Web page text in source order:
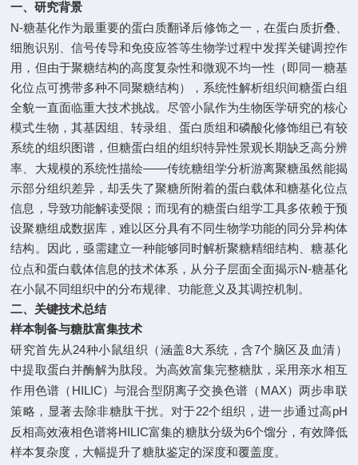
一、研究背景
N-糖基化作为最重要的蛋白质翻译后修饰之一，在蛋白质折叠、
细胞识别、信号传导和免疫应答等生物学过程中发挥关键调控作
用，但由于聚糖结构的高度复杂性和微观不均一性（即同一糖基
化位点可携带多种不同聚糖结构），系统性解析组织间糖蛋白组
全貌一直面临重大技术挑战。尽管小鼠作为生物医学研究的核心
模式生物，其基因组、转录组、蛋白质组和磷酸化修饰组已有较
系统的组织图谱，但糖蛋白组的组织特异性景观长期缺乏高分辨
率、大规模的系统性描绘——传统糖组学分析游离聚糖虽然能揭
示部分组织差异，却丢失了聚糖所附着的蛋白载体和糖基化位点
信息，导致功能解读受限；而现有的糖蛋白组学工具多依赖于预
设聚糖组成数据库，难以区分具有不同生物学功能的同分异构体
结构。因此，亟需建立一种能够同时解析聚糖精细结构、糖基化
位点和蛋白载体信息的技术体系，从分子层面全面揭示N-糖基化
在小鼠不同组织中的分布规律、功能意义及其调控机制。
二、关键技术总结
样本制备与糖肽富集技术
研究首先从24种小鼠组织（涵盖8大系统，含7个脑区及血清）
中提取蛋白并酶解为肽段。为高效富集完整糖肽，采用亲水相互
作用色谱（ HILIC）与混合型阴离子交换色谱（ MAX）两步串联
策略，显著去除非糖肽干扰。对于22个组织，进一步通过高pH
反相高效液相色谱将HILIC富集的糖肽分级为6个馏分，有效降低
样本复杂度，大幅提升了糖肽鉴定的深度和覆盖度。